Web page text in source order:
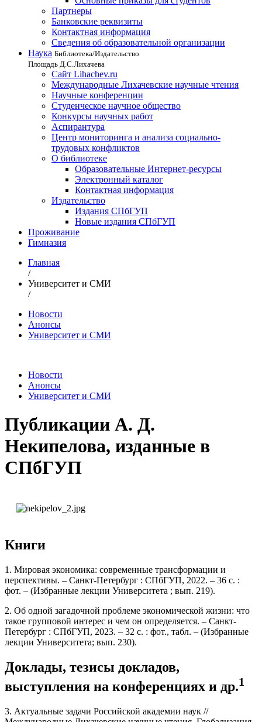
Партнеры
Банковские реквизиты
Контактная информация
Сведения об образовательной организации
Наука Библиотека/Издательство
Площадь Д.С.Лихачева
Сайт Lihachev.ru
Международные Лихачевские научные чтения
Научные конференции
Студенческое научное общество
Конкурсы научных работ
Аспирантура
Центр мониторинга и анализа социально-
трудовых конфликтов
О библиотеке
Образовательные Интернет-ресурсы
Электронный каталог
Контактная информация
Издательство
Издания СПбГУП
Новые издания СПбГУП
Проживание
Гимназия
Главная
/
Университет и СМИ
/
Новости
Анонсы
Университет и СМИ
Новости
Анонсы
Университет и СМИ
Публикации А. Д.
Некипелова, изданные в
СПбГУП
Книги
1. Мировая экономика: современные трансформации и
перспективы. – Санкт-Петербург : СПбГУП, 2022. – 36 с. :
фот. – (Избранные лекции Университета ; вып. 219).
2. Об одной загадочной проблеме экономической жизни: что
такое групповой интерес и чем он определяется. – Санкт-
Петербург : СПбГУП, 2023. – 32 с. : фот., табл. – (Избранные
лекции Университета; вып. 230).
Доклады, тезисы докладов,
выступления на конференциях и др.1
3. Актуальные задачи Российской академии наук //